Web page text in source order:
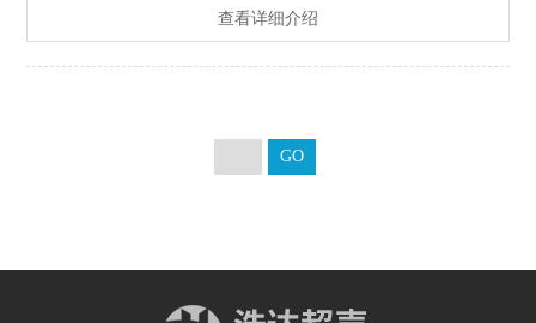
查看详细介绍